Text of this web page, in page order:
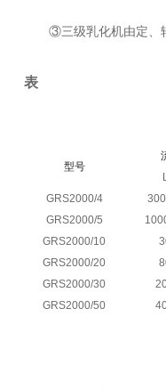
③三级乳化机由定、转
表
型号
GRS2000/4
GRS2000/5
GRS2000/10
GRS2000/20
GRS2000/30
GRS2000/50